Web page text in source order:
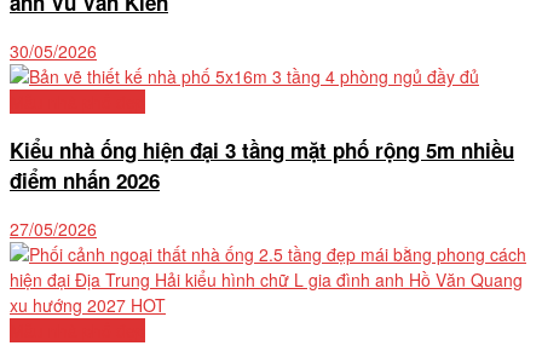
30/05/2026
Kiểu nhà ống hiện đại 3 tầng mặt phố rộng 5m nhiều
điểm nhấn 2026
27/05/2026